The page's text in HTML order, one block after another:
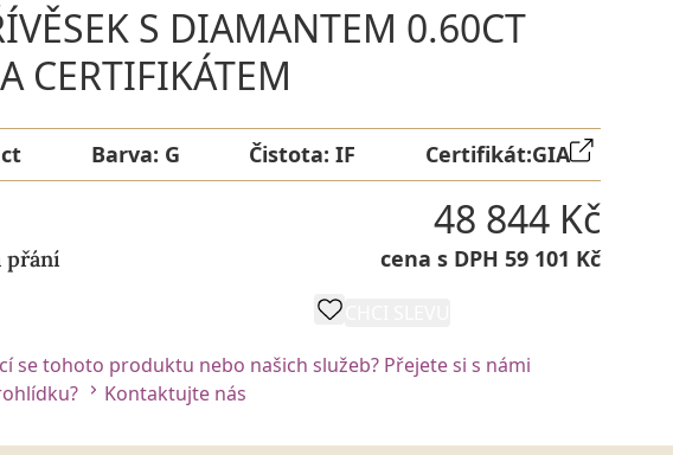
S DIAMANTEM 0.60CT
CERTIFIKÁTEM
Barva: G Čistota:IF Certifikát:GIA
přání
48 844 Kč
cena s DPH 59 101 Kč
se tohoto produktu nebo našich služeb? Přejete si s námi
Kontaktujte nás